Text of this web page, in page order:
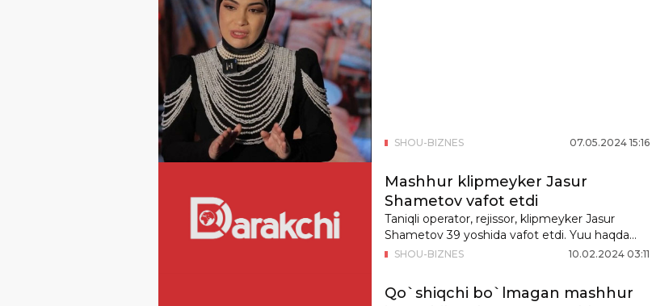
SHOU-BIZNES 07.05.2024 15:16
SHOU-BIZNES 10.02.2024 03:11
Mashhur klipmeyker Jasur
Shametov vafot etdi
Taniqli operator, rejissor, klipmeyker Jasur
Shametov 39 yoshida vafot etdi. Yuu haqda
“da...
Qo`shiqchi bo`lmagan mashhur